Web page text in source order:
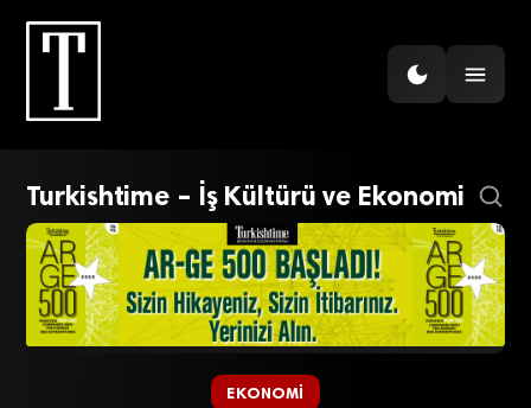
Turkishtime – İş Kültürü ve Ekonomi
EKONOMI